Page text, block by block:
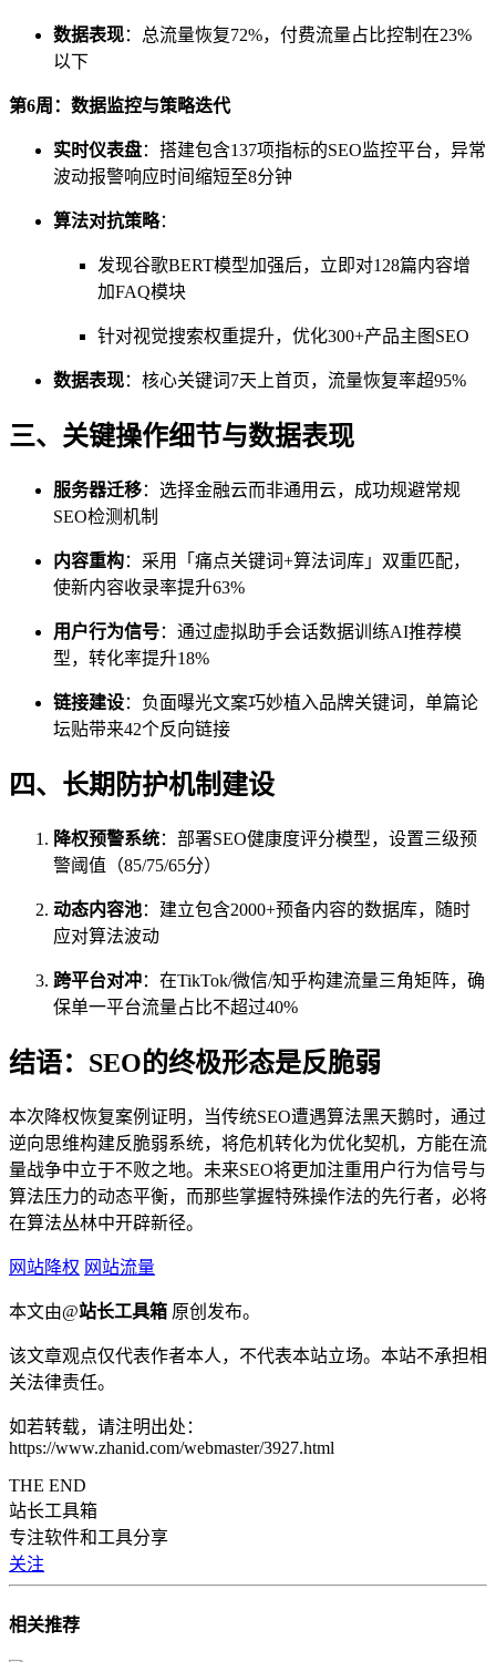
数据表现：总流量恢复72%，付费流量占比控制在23%
以下
第6周：数据监控与策略迭代
实时仪表盘：搭建包含137项指标的SEO监控平台，异常
波动报警响应时间缩短至8分钟
算法对抗策略：
发现谷歌BERT模型加强后，立即对128篇内容增
加FAQ模块
针对视觉搜索权重提升，优化300+产品主图SEO
数据表现：核心关键词7天上首页，流量恢复率超95%
三、关键操作细节与数据表现
服务器迁移：选择金融云而非通用云，成功规避常规
SEO检测机制
内容重构：采用「痛点关键词+算法词库」双重匹配，
使新内容收录率提升63%
用户行为信号：通过虚拟助手会话数据训练AI推荐模
型，转化率提升18%
链接建设：负面曝光文案巧妙植入品牌关键词，单篇论
坛贴带来42个反向链接
四、长期防护机制建设
降权预警系统：部署SEO健康度评分模型，设置三级预
警阈值（85/75/65分）
动态内容池：建立包含2000+预备内容的数据库，随时
应对算法波动
跨平台对冲：在TikTok/微信/知乎构建流量三角矩阵，确
保单一平台流量占比不超过40%
结语：SEO的终极形态是反脆弱
本次降权恢复案例证明，当传统SEO遭遇算法黑天鹅时，通过
逆向思维构建反脆弱系统，将危机转化为优化契机，方能在流
量战争中立于不败之地。未来SEO将更加注重用户行为信号与
算法压力的动态平衡，而那些掌握特殊操作法的先行者，必将
在算法丛林中开辟新径。
网站降权 网站流量
本文由@站长工具箱 原创发布。
该文章观点仅代表作者本人，不代表本站立场。本站不承担相
关法律责任。
如若转载，请注明出处：
https://www.zhanid.com/webmaster/3927.html
THE END
站长工具箱
专注软件和工具分享
关注
相关推荐